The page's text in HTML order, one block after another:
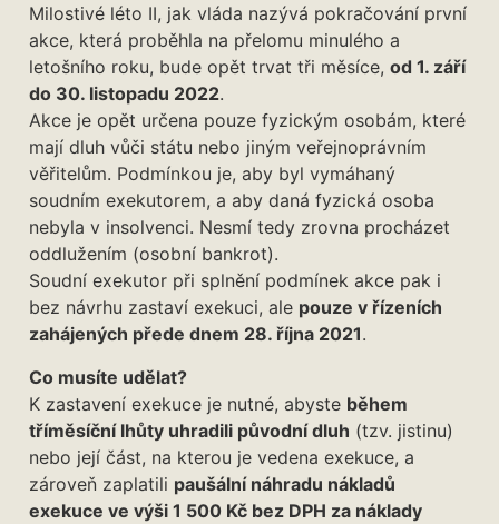
Milostivé léto II, jak vláda nazývá pokračování první
akce, která proběhla na přelomu minulého a
letošního roku, bude opět trvat tři měsíce, od 1. září
do 30. listopadu 2022.
Akce je opět určena pouze fyzickým osobám, které
mají dluh vůči státu nebo jiným veřejnoprávním
věřitelům. Podmínkou je, aby byl vymáhaný
soudním exekutorem, a aby daná fyzická osoba
nebyla v insolvenci. Nesmí tedy zrovna procházet
oddlužením (osobní bankrot).
Soudní exekutor při splnění podmínek akce pak i
bez návrhu zastaví exekuci, ale pouze v řízeních
zahájených přede dnem 28. října 2021.
Co musíte udělat?
K zastavení exekuce je nutné, abyste během
tříměsíční lhůty uhradili původní dluh (tzv. jistinu)
nebo její část, na kterou je vedena exekuce, a
zároveň zaplatili paušální náhradu nákladů
exekuce ve výši 1 500 Kč bez DPH za náklady